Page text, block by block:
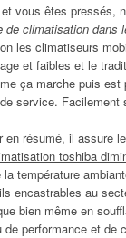
vous êtes pressés,
de climatisation dans
les climatiseurs
et faibles et le
ça marche puis
service. Facilement
en résumé, il assure
toshiba
température
encastrables au
bien même en
de performance et de